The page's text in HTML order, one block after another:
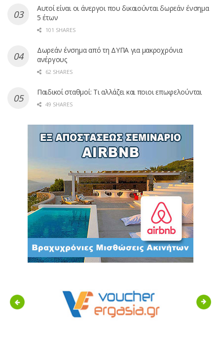
Αυτοί είναι οι άνεργοι που δικαιούνται δωρεάν ένσημα
5 έτων
101 SHARES
Δωρεάν ένσημα από τη ΔΥΠΑ για μακροχρόνια
ανέργους
62 SHARES
Παιδικοί σταθμοί: Τι αλλάζει και ποιοι επωφελούνται
49 SHARES
Previous Next